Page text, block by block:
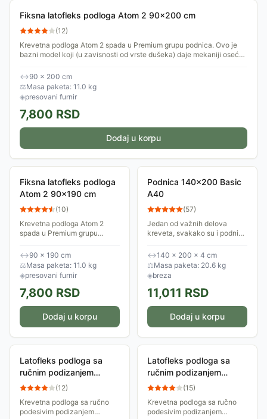
Fiksna latofleks podloga Atom 2 90x200 cm
(12)
Krevetna podloga Atom 2 spada u Premium grupu podnica. Ovo je
bazni model koji (u zavisnosti od vrste dušeka) daje mekaniji osećaj
↔90 × 200 cm
⚖Masa paketa: 11.0 kg
◈presovani furnir
7,800 RSD
Dodaj u korpu
Fiksna latofleks podloga
Atom 2 90x190 cm
(10)
Krevetna podloga Atom 2
spada u Premium grupu
koji (u zavisnosti od vrste
dušeka) daje mekaniji osećaj
spavanja. Na skali...
↔90 × 190 cm
⚖Masa paketa: 11.0 kg
◈presovani furnir
7,800 RSD
Dodaj u korpu
Podnica 140x200 Basic
A40
(57)
Jedan od važnih delova
kreveta, svakako su i podnice
Podnica Basic A40 ima 26
letvica.
↔140 × 200 × 4 cm
⚖Masa paketa: 20.6 kg
◈breza
11,011 RSD
Dodaj u korpu
Latofleks podloga sa
ručnim podizanjem
uzglavlja DuoForte.T
(12)
Krevetna podloga sa ručno
podesivim podizanjem
Latofleks podloga sa
ručnim podizanjem
uzglavlja DuoForte.T
(15)
Krevetna podloga sa ručno
podesivim podizanjem